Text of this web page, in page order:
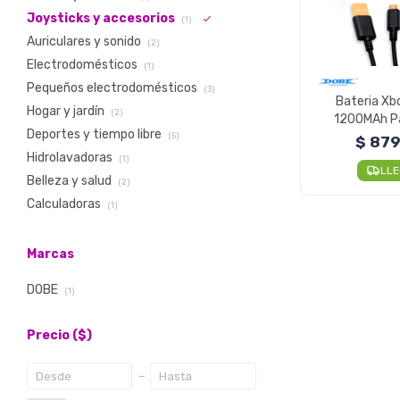
Bateria
1200MAh
$ 879
Joysticks y accesorios (1)
Auriculares y sonido (2)
Electrodomésticos (1)
Pequeños electrodomésticos (3)
Hogar y jardín (2)
Deportes y tiempo libre (5)
Hidrolavadoras (1)
Belleza y salud (2)
Calculadoras (1)
Marcas
DOBE (1)
Precio ($)